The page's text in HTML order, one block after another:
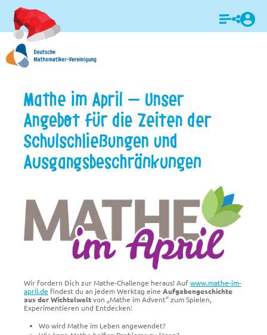
Login
Mathe im April – Unser
Angebot für die Zeiten der
Schulschließungen und
Ausgangsbeschränkungen
Wir fordern Dich zur Mathe-Challenge heraus! Aufwww.mathe-im-
april.de findest du an jedem Werktag eine Aufgabengeschichte
aus der Wichtelweltvon „Mathe im Advent“ zum Spielen,
Experimentieren und Entdecken:
Wo wird Mathe im Leben angewendet?